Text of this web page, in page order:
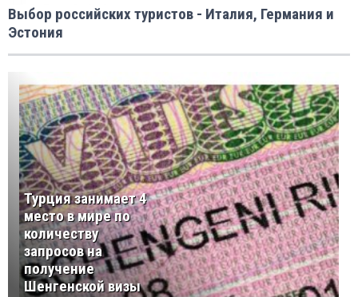
Выбор российских туристов - Италия, Германия и
Эстония
Турция занимает 4
место в мире по
количеству
запросов на
получение
Шенгенской визы